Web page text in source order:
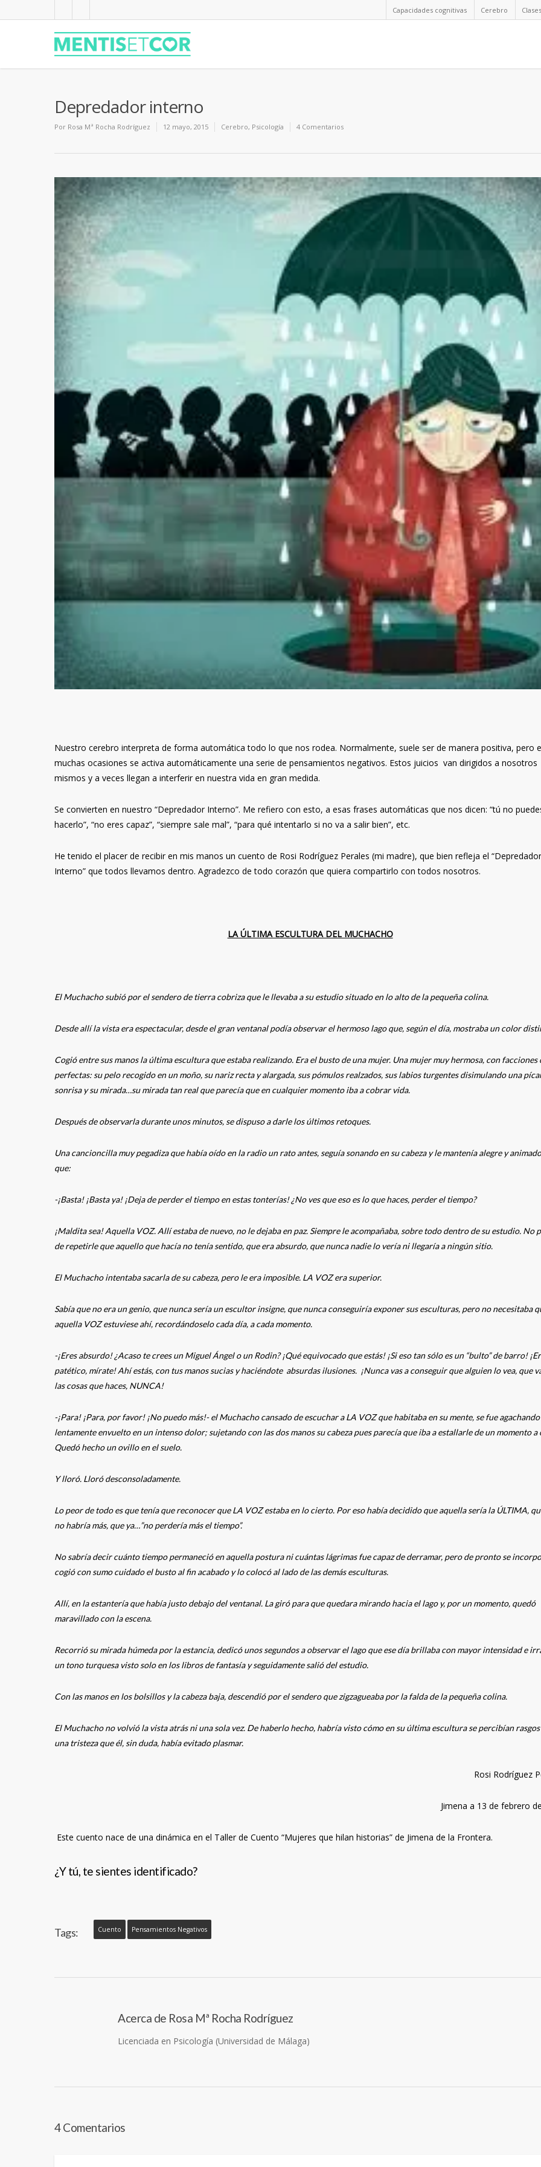
Capacidades cognitivas Cerebro
Depredador interno
Por Rosa Mª Rocha Rodríguez 12 mayo, 2015 Cerebro, Psicología 4 Comentarios
Nuestro cerebro interpreta de forma automática todo lo que nos rodea. Normalmente, suele ser de manera positiva, pero
muchas ocasiones se activa automáticamente una serie de pensamientos negativos. Estos juicios van dirigidos a nosotros
mismos y a veces llegan a interferir en nuestra vida en gran medida.
Se convierten en nuestro “Depredador Interno”. Me refiero con esto, a esas frases automáticas que nos dicen: “tú no
hacerlo”, “no eres capaz”, “siempre sale mal”, “para qué intentarlo si no va a salir bien”, etc.
He tenido el placer de recibir en mis manos un cuento de Rosi Rodríguez Perales (mi madre), que bien refleja el “Depredador
Interno” que todos llevamos dentro. Agradezco de todo corazón que quiera compartirlo con todos nosotros.
LA ÚLTIMA ESCULTURA DEL MUCHACHO
El Muchacho subió por el sendero de tierra cobriza que le llevaba a su estudio situado en lo alto de la pequeña colina.
Desde allí la vista era espectacular, desde el gran ventanal podía observar el hermoso lago que, según el día, mostraba un color
Cogió entre sus manos la última escultura que estaba realizando. Era el busto de una mujer. Una mujer muy hermosa, con facciones
perfectas: su pelo recogido en un moño, su nariz recta y alargada, sus pómulos realzados, sus labios turgentes disimulando una
sonrisa y su mirada…su mirada tan real que parecía que en cualquier momento iba a cobrar vida.
Después de observarla durante unos minutos, se dispuso a darle los últimos retoques.
Una cancioncilla muy pegadiza que había oído en la radio un rato antes, seguía sonando en su cabeza y le mantenía alegre y
que:
-¡Basta! ¡Basta ya! ¡Deja de perder el tiempo en estas tonterías! ¿No ves que eso es lo que haces, perder el tiempo?
¡Maldita sea! Aquella VOZ. Allí estaba de nuevo, no le dejaba en paz. Siempre le acompañaba, sobre todo dentro de su estudio. No
de repetirle que aquello que hacía no tenía sentido, que era absurdo, que nunca nadie lo vería ni llegaría a ningún sitio.
El Muchacho intentaba sacarla de su cabeza, pero le era imposible. LA VOZ era superior.
Sabía que no era un genio, que nunca sería un escultor insigne, que nunca conseguiría exponer sus esculturas, pero no necesitaba
aquella VOZ estuviese ahí, recordándoselo cada día, a cada momento.
-¡Eres absurdo! ¿Acaso te crees un Miguel Ángel o un Rodin? ¡Qué equivocado que estás! ¡Si eso tan sólo es un “bulto” de barro!
patético, mírate! Ahí estás, con tus manos sucias y haciéndote absurdas ilusiones. ¡Nunca vas a conseguir que alguien lo vea, que
las cosas que haces, NUNCA!
-¡Para! ¡Para, por favor! ¡No puedo más!- el Muchacho cansado de escuchar a LA VOZ que habitaba en su mente, se fue agachando
lentamente envuelto en un intenso dolor; sujetando con las dos manos su cabeza pues parecía que iba a estallarle de un momento a
Quedó hecho un ovillo en el suelo.
Y lloró. Lloró desconsoladamente.
Lo peor de todo es que tenía que reconocer que LA VOZ estaba en lo cierto. Por eso había decidido que aquella sería la ÚLTIMA,
no habría más, que ya…”no perdería más el tiempo”.
No sabría decir cuánto tiempo permaneció en aquella postura ni cuántas lágrimas fue capaz de derramar, pero de pronto se
cogió con sumo cuidado el busto al fin acabado y lo colocó al lado de las demás esculturas.
Allí, en la estantería que había justo debajo del ventanal. La giró para que quedara mirando hacia el lago y, por un momento, quedó
maravillado con la escena.
Recorrió su mirada húmeda por la estancia, dedicó unos segundos a observar el lago que ese día brillaba con mayor intensidad e
un tono turquesa visto solo en los libros de fantasía y seguidamente salió del estudio.
Con las manos en los bolsillos y la cabeza baja, descendió por el sendero que zigzagueaba por la falda de la pequeña colina.
El Muchacho no volvió la vista atrás ni una sola vez. De haberlo hecho, habría visto cómo en su última escultura se percibían rasgos
una tristeza que él, sin duda, había evitado plasmar.
Rosi Rodríguez
Jimena a 13 de febrero
Este cuento nace de una dinámica en el Taller de Cuento “Mujeres que hilan historias” de Jimena de la Frontera.
¿Y tú, te sientes identificado?
Tags: Cuento Pensamientos Negativos
Acerca de Rosa Mª Rocha Rodríguez
Licenciada en Psicología (Universidad de Málaga)
4 Comentarios